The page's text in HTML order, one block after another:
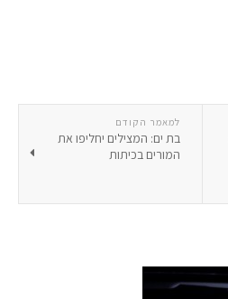
למאמר הקודם
בת ים: המצילים יחליפו את
המורים בכיתות